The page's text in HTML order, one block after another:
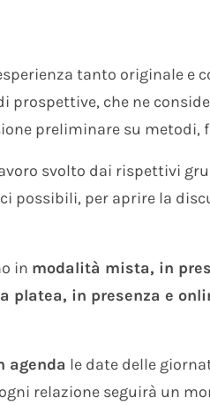
tanto originale
prospettive, che ne
preliminare su metodi,
svolto dai rispettivi
possibili, per aprire la
in modalità mista, in
platea, in presenza e
agenda le date delle
relazione seguirà un